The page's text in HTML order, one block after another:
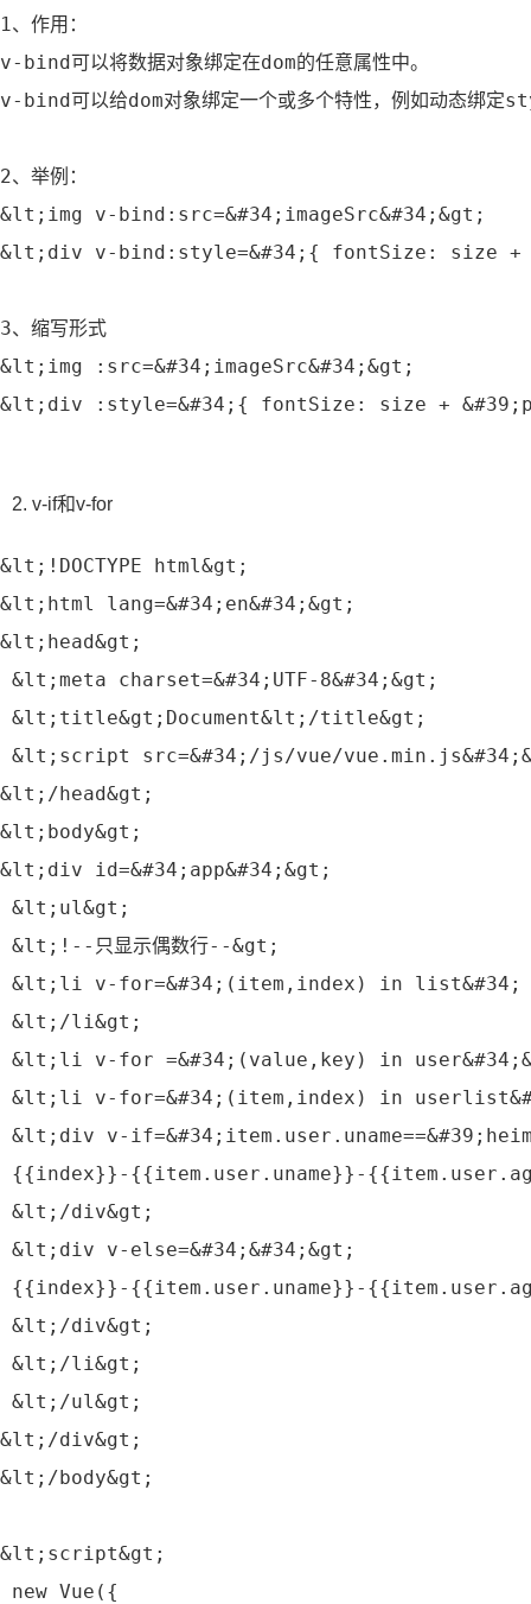
1、作用：
v‐bind可以将数据对象绑定在dom的任意属性中。
v‐bind可以给dom对象绑定一个或多个特性，例如动态绑
2、举例：
&lt;img v‐bind:src=&#34;imageSrc&#34;&gt;
&lt;div v‐bind:style=&#34;{ fontSize: size +
3、缩写形式
&lt;img :src=&#34;imageSrc&#34;&gt;
&lt;div :style=&#34;{ fontSize: size +
2. v-if和v-for
&lt;!DOCTYPE html&gt;
&lt;html lang=&#34;en&#34;&gt;
&lt;head&gt;
&lt;meta charset=&#34;UTF‐8&#34;&gt;
&lt;title&gt;Document&lt;/title&gt;
&lt;script src=&#34;/js/vue/
&lt;/head&gt;
&lt;body&gt;
&lt;div id=&#34;app&#34;&gt;
&lt;ul&gt;
&lt;!‐‐只显示偶数行‐‐&gt;
&lt;li v‐for=&#34;(item,index) in list&#34;
&lt;/li&gt;
&lt;li v‐for =&#34;(value,key) in
&lt;li v‐for=&#34;(item,index) in
&lt;div
&lt;/div&gt;
&lt;div v‐else=&#34;&#34;&gt;
&lt;/div&gt;
&lt;/li&gt;
&lt;/ul&gt;
&lt;/div&gt;
&lt;/body&gt;
&lt;script&gt;
new Vue({